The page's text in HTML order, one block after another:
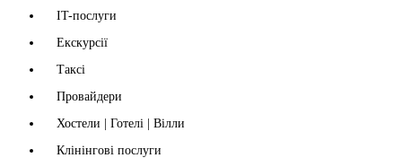
IT-послуги
Екскурсії
Таксі
Провайдери
Хостели | Готелі | Вілли
Клінінгові послуги